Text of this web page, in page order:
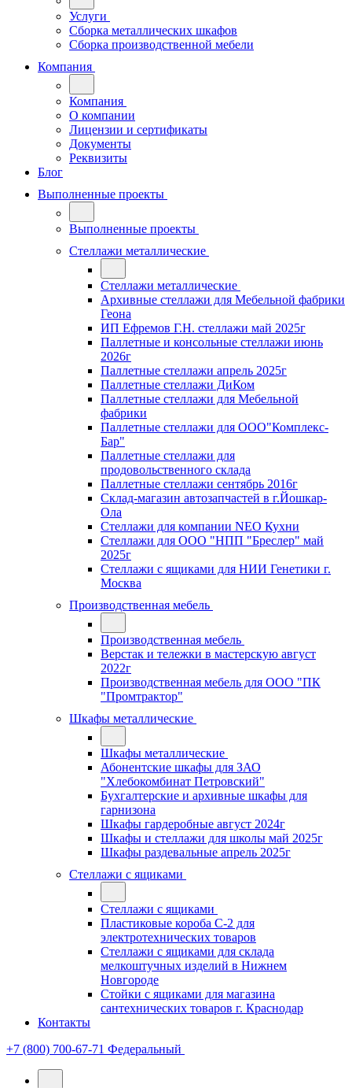
Услуги
Сборка металлических шкафов
Сборка производственной мебели
Компания
Компания
О компании
Лицензии и сертификаты
Документы
Реквизиты
Блог
Выполненные проекты
Выполненные проекты
Стеллажи металлические
Стеллажи металлические
Архивные стеллажи для Мебельной фабрики
Геона
ИП Ефремов Г.Н. стеллажи май 2025г
Паллетные и консольные стеллажи июнь
2026г
Паллетные стеллажи апрель 2025г
Паллетные стеллажи ДиКом
Паллетные стеллажи для Мебельной
фабрики
Паллетные стеллажи для ООО"Комплекс-
Бар"
Паллетные стеллажи для
продовольственного склада
Паллетные стеллажи сентябрь 2016г
Склад-магазин автозапчастей в г.Йошкар-
Ола
Стеллажи для компании NEO Кухни
Стеллажи для ООО "НПП "Бреслер" май
2025г
Стеллажи с ящиками для НИИ Генетики г.
Москва
Производственная мебель
Производственная мебель
Верстак и тележки в мастерскую август
2022г
Производственная мебель для ООО "ПК
"Промтрактор"
Шкафы металлические
Шкафы металлические
Абонентские шкафы для ЗАО
"Хлебокомбинат Петровский"
Бухгалтерские и архивные шкафы для
гарнизона
Шкафы гардеробные август 2024г
Шкафы и стеллажи для школы май 2025г
Шкафы раздевальные апрель 2025г
Стеллажи с ящиками
Стеллажи с ящиками
Пластиковые короба С-2 для
электротехнических товаров
Стеллажи с ящиками для склада
мелкоштучных изделий в Нижнем
Новгороде
Стойки с ящиками для магазина
сантехнических товаров г. Краснодар
Контакты
+7 (800) 700-67-71 Федеральный